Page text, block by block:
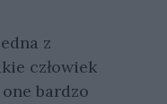
z
człowiek
bardzo